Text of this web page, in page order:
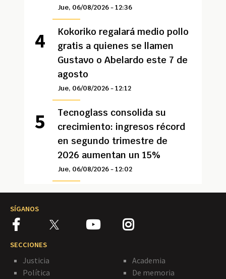
Jue, 06/08/2026 - 12:36
Kokoriko regalará medio pollo
gratis a quienes se llamen
Gustavo o Abelardo este 7 de
agosto
Jue, 06/08/2026 - 12:12
Tecnoglass consolida su
crecimiento: ingresos récord
en segundo trimestre de
2026 aumentan un 15%
Jue, 06/08/2026 - 12:02
SÍGANOS
SECCIONES
Justicia
Política
Academia
De memoria